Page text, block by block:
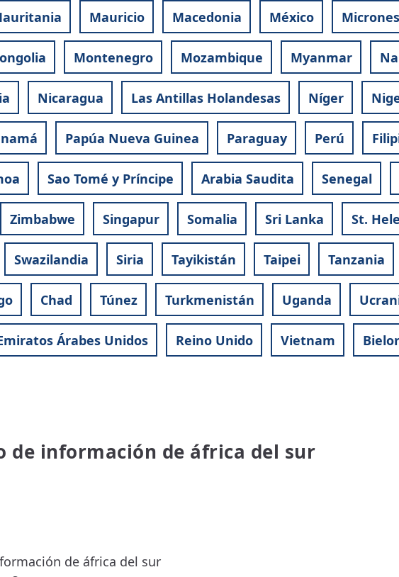
Mauricio Macedonia México
Montenegro Mozambique Myanmar
Nicaragua Las Antillas Holandesas Níger
Papúa Nueva Guinea Paraguay Perú
Sao Tomé y Príncipe Arabia Saudita Senegal
Zimbabwe Singapur Somalia Sri Lanka St.
Swazilandia Siria Tayikistán Taipei Tanzania
Chad Túnez Turkmenistán Uganda
Árabes Unidos Reino Unido Vietnam
de información de áfrica del sur
de áfrica del sur